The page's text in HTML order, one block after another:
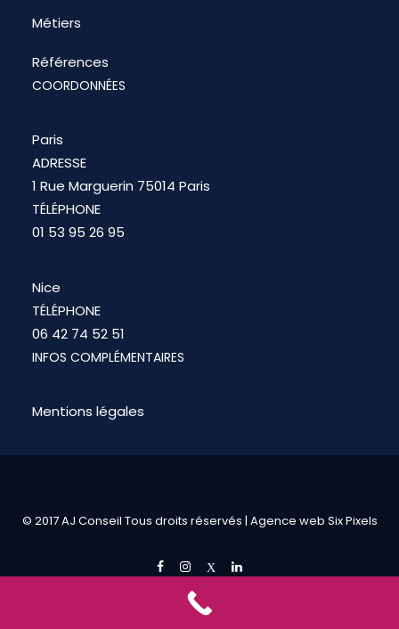
Métiers
Références
COORDONNÉES
Paris
ADRESSE
1 Rue Marguerin 75014 Paris
TÉLÉPHONE
01 53 95 26 95
Nice
TÉLÉPHONE
06 42 74 52 51
INFOS COMPLÉMENTAIRES
Mentions légales
© 2017 AJ Conseil Tous droits réservés | Agence web Six Pixels